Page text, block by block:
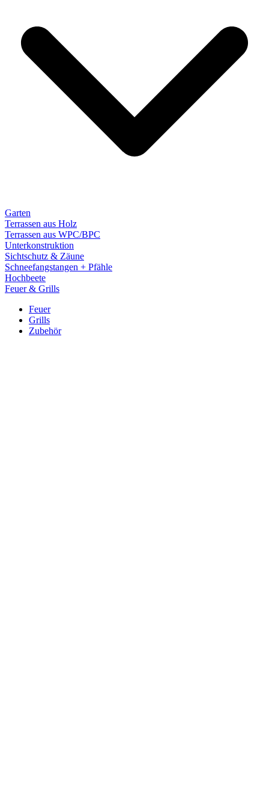
Garten
Terrassen aus Holz
Terrassen aus WPC/BPC
Unterkonstruktion
Sichtschutz & Zäune
Schneefangstangen + Pfähle
Hochbeete
Feuer & Grills
Feuer
Grills
Zubehör